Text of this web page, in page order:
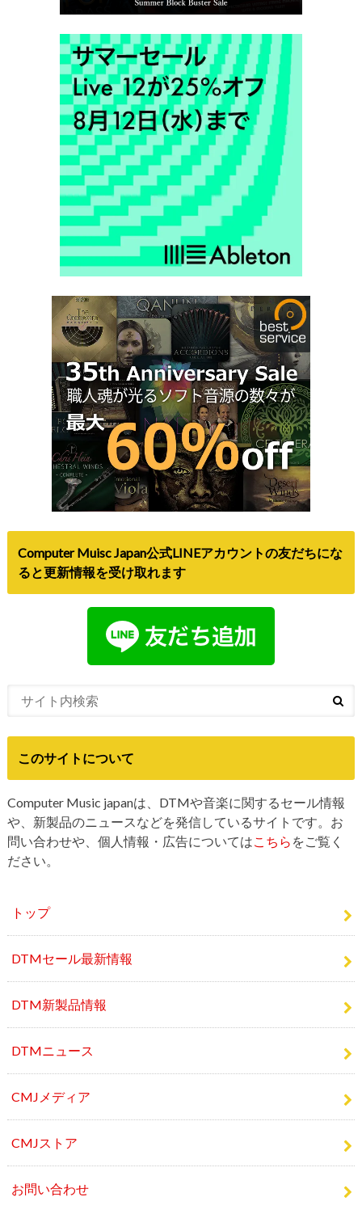
Computer Muisc Japan公式LINEアカウントの友だちにな
ると更新情報を受け取れます
このサイトについて
Computer Music japanは、DTMや音楽に関するセール情報
や、新製品のニュースなどを発信しているサイトです。お
問い合わせや、個人情報・広告については こちら をご覧く
ださい。
トップ
DTMセール最新情報
DTM新製品情報
DTMニュース
CMJメディア
CMJストア
お問い合わせ